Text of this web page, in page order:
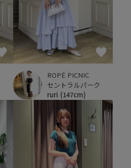
ROPÉ PICNIC
セントラルパーク
ruri (147cm)